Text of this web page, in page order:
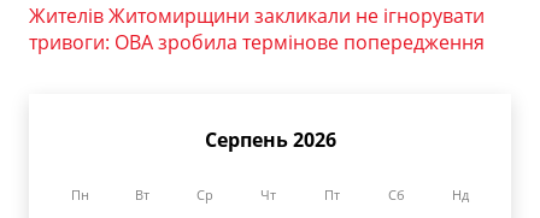
Жителів Житомирщини закликали не ігнорувати
тривоги: ОВА зробила термінове попередження
Серпень 2026
Пн Вт Ср Чт Пт Сб Нд